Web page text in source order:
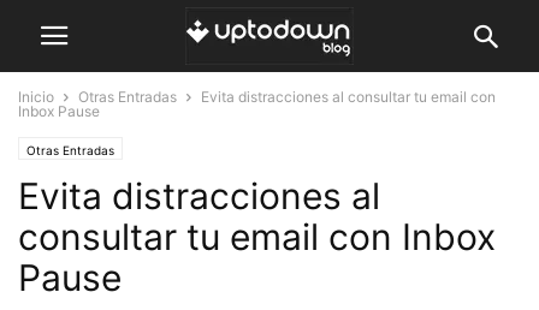
Inicio Otras Entradas
Evita distracciones al consultar tu email con
Inbox Pause
Otras Entradas
Evita distracciones al
consultar tu email con Inbox
Pause